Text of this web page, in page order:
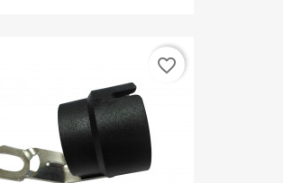
favorite_border